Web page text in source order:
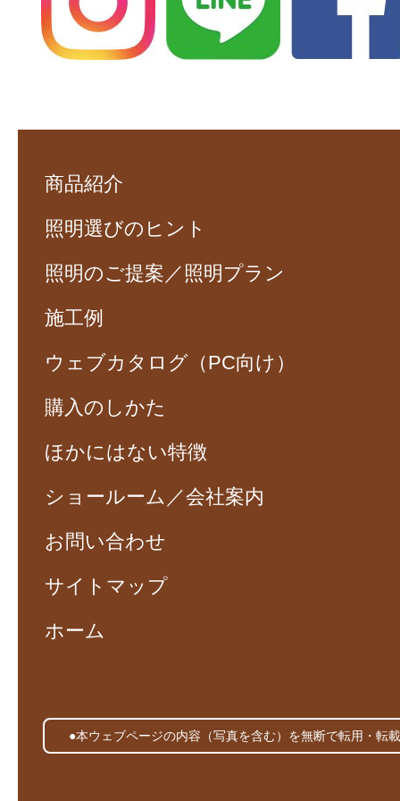
商品紹介
照明選びのヒント
照明のご提案／照明プラン
施工例
ウェブカタログ（PC向け）
購入のしかた
ほかにはない特徴
ショールーム／会社案内
お問い合わせ
サイトマップ
ホーム
●本ウェブページの内容（写真を含む）を無断で転用・転